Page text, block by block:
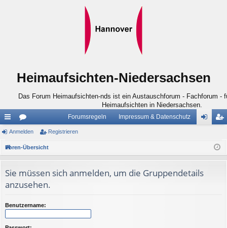
Heimaufsichten-Niedersachsen
Das Forum Heimaufsichten-nds ist ein Austauschforum - Fachforum -
Heimaufsichten in Niedersachsen.
ch
ne
ug
or
en
Forumsregeln Impressum & Datenschutz
de
ist
Anmelden Registrieren
Foren-Übersicht
Sie müssen sich anmelden, um die Gruppendetails
anzusehen.
Benutzername: